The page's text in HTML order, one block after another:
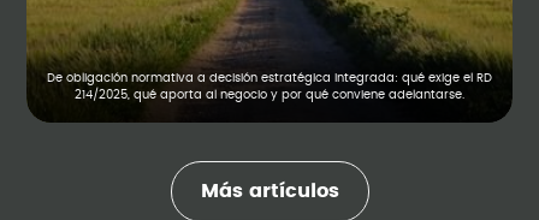
De obligación normativa a decisión estratégica integrada: qué exige el RD
214/2025, qué aporta al negocio y por qué conviene adelantarse.
Más artículos